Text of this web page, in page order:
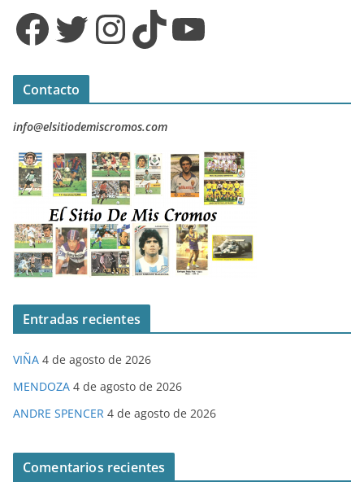
Facebook Twitter InstagramTikTok YouTube
Contacto
info@elsitiodemiscromos.com
Entradas recientes
VIÑA 4 de agosto de 2026
MENDOZA 4 de agosto de 2026
ANDRE SPENCER 4 de agosto de 2026
Comentarios recientes